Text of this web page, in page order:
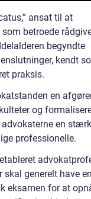
ansat til at
betroede
begyndte
kendt
praksis.
en
og
en
professionelle.
skal generelt have
eksamen for at